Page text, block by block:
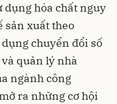
hóa chất nguy
sản xuất theo
chuyển đổi số
quản lý nhà
ngành công
ra những cơ hội